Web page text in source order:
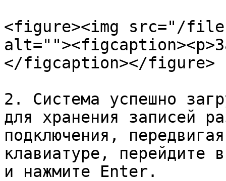
<figure><img src="/files/
</figcaption></figure>
2. Система успешно
для хранения записей
подключения,
клавиатуре,
и нажмите Enter.